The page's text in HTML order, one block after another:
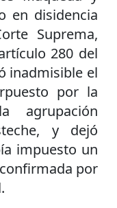
en disidencia
Suprema,
280 del
inadmisible el
por la
agrupación
y dejó
impuesto un
por